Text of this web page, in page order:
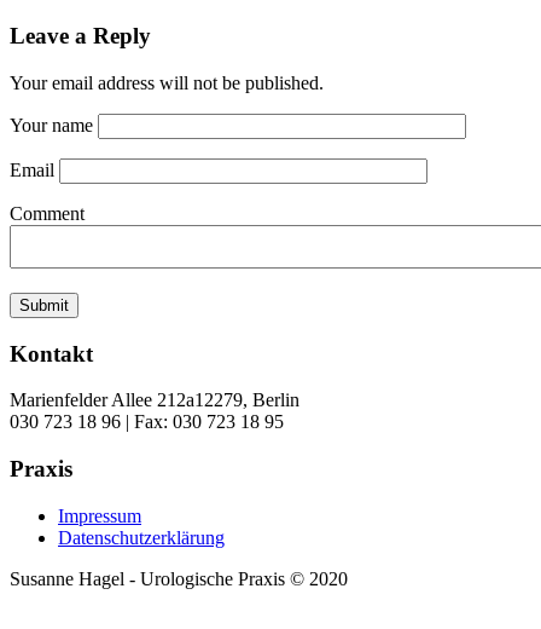
Leave a Reply
Your email address will not be published.
Your name
Email
Comment
Kontakt
Marienfelder Allee 212a12279, Berlin
030 723 18 96 | Fax: 030 723 18 95
Praxis
Impressum
Datenschutzerklärung
Susanne Hagel - Urologische Praxis © 2020